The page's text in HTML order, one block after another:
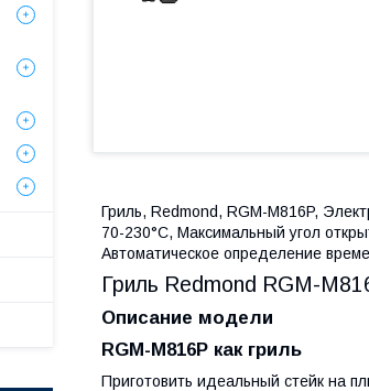
Гриль, Redmond, RGM-M816P,
70-230°С, Максимальный угол
Автоматическое определение
Гриль Redmond RGM-
Описание модели
RGM-M816P как гриль
Приготовить идеальный стейк на